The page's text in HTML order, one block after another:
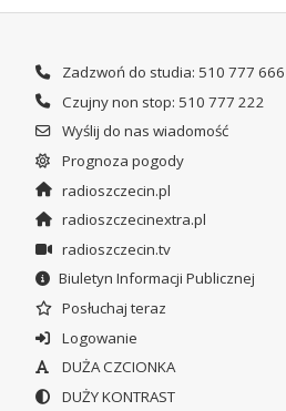
Zadzwoń do studia: 510 777 666
Czujny non stop: 510 777 222
Wyślij do nas wiadomość
Prognoza pogody
radioszczecin.pl
radioszczecinextra.pl
radioszczecin.tv
Biuletyn Informacji Publicznej
Posłuchaj teraz
Logowanie
DUŻA CZCIONKA
DUŻY KONTRAST